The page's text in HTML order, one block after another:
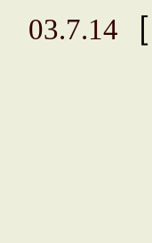
03.7.14
［